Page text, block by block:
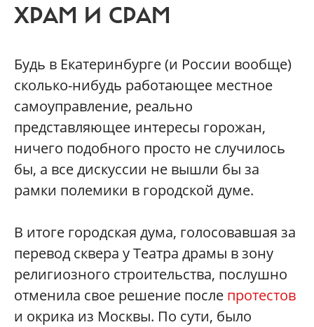
ХРАМ И СРАМ
Будь в Екатеринбурге (и России вообще)
сколько-нибудь работающее местное
самоуправление, реально
представляющее интересы горожан,
ничего подобного просто не случилось
бы, а все дискуссии не вышли бы за
рамки полемики в городской думе.
В итоге городская дума, голосовавшая за
перевод сквера у Театра драмы в зону
религиозного строительства, послушно
отменила свое решение после протестов
и окрика из Москвы. По сути, было